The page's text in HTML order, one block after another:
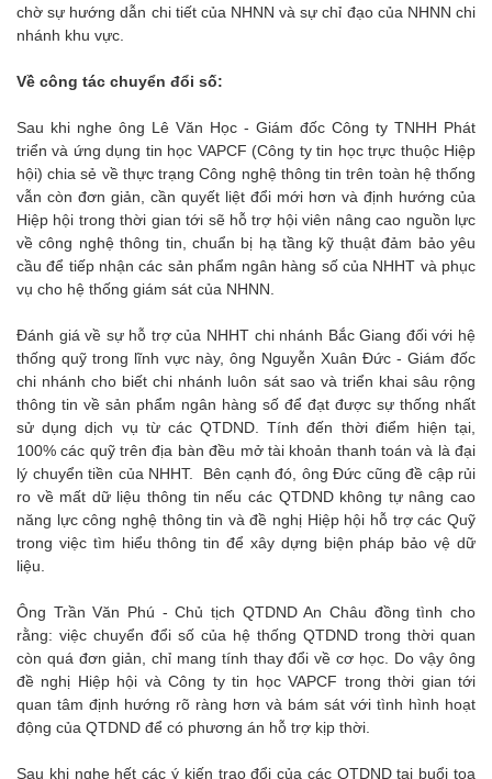
chờ sự hướng dẫn chi tiết của NHNN và sự chỉ đạo của NHNN chi
nhánh khu vực.
Về công tác chuyển đổi số:
Sau khi nghe ông Lê Văn Học - Giám đốc Công ty TNHH Phát
triển và ứng dụng tin học VAPCF (Công ty tin học trực thuộc Hiệp
hội) chia sẻ về thực trạng Công nghệ thông tin trên toàn hệ thống
vẫn còn đơn giản, cần quyết liệt đổi mới hơn và định hướng của
Hiệp hội trong thời gian tới sẽ hỗ trợ hội viên nâng cao nguồn lực
về công nghệ thông tin, chuẩn bị hạ tầng kỹ thuật đảm bảo yêu
cầu để tiếp nhận các sản phẩm ngân hàng số của NHHT và phục
vụ cho hệ thống giám sát của NHNN.
Đánh giá về sự hỗ trợ của NHHT chi nhánh Bắc Giang đối với hệ
thống quỹ trong lĩnh vực này, ông Nguyễn Xuân Đức - Giám đốc
chi nhánh cho biết chi nhánh luôn sát sao và triển khai sâu rộng
thông tin về sản phẩm ngân hàng số để đạt được sự thống nhất
sử dụng dịch vụ từ các QTDND. Tính đến thời điểm hiện tại,
100% các quỹ trên địa bàn đều mở tài khoản thanh toán và là đại
lý chuyển tiền của NHHT. Bên cạnh đó, ông Đức cũng đề cập rủi
ro về mất dữ liệu thông tin nếu các QTDND không tự nâng cao
năng lực công nghệ thông tin và đề nghị Hiệp hội hỗ trợ các Quỹ
trong việc tìm hiểu thông tin để xây dựng biện pháp bảo vệ dữ
liệu.
Ông Trần Văn Phú - Chủ tịch QTDND An Châu đồng tình cho
rằng: việc chuyển đổi số của hệ thống QTDND trong thời quan
còn quá đơn giản, chỉ mang tính thay đổi về cơ học. Do vậy ông
đề nghị Hiệp hội và Công ty tin học VAPCF trong thời gian tới
quan tâm định hướng rõ ràng hơn và bám sát với tình hình hoạt
động của QTDND để có phương án hỗ trợ kịp thời.
Sau khi nghe hết các ý kiến trao đổi của các QTDND tại buổi tọa